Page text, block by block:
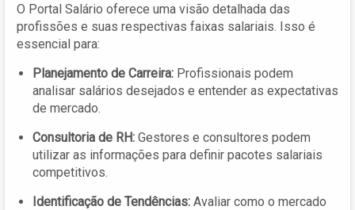
O Portal Salário oferece uma visão detalhada das
profissões e suas respectivas faixas salariais. Isso é
essencial para:
Planejamento de Carreira: Profissionais podem
analisar salários desejados e entender as expectativas
de mercado.
Consultoria de RH: Gestores e consultores podem
utilizar as informações para definir pacotes salariais
competitivos.
Identificação de Tendências: Avaliar como o mercado